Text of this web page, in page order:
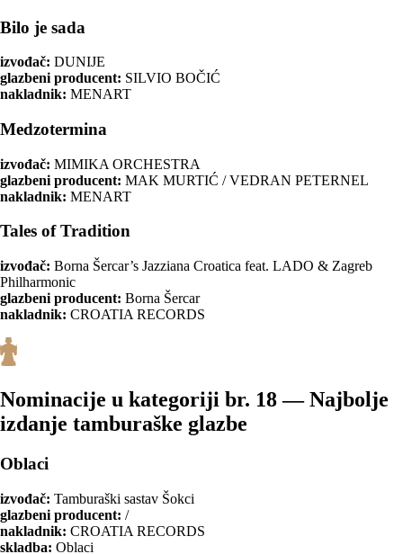
Bilo je sada
izvođač: DUNIJE
glazbeni producent: SILVIO BOČIĆ
nakladnik: MENART
Medzotermina
izvođač: MIMIKA ORCHESTRA
glazbeni producent: MAK MURTIĆ / VEDRAN PETERNEL
nakladnik: MENART
Tales of Tradition
izvođač: Borna Šercar’s Jazziana Croatica feat. LADO & Zagreb
Philharmonic
glazbeni producent: Borna Šercar
nakladnik: CROATIA RECORDS
Nominacije u kategoriji br. 18 — Najbolje
izdanje tamburaške glazbe
Oblaci
izvođač: Tamburaški sastav Šokci
glazbeni producent: /
nakladnik: CROATIA RECORDS
skladba: Oblaci